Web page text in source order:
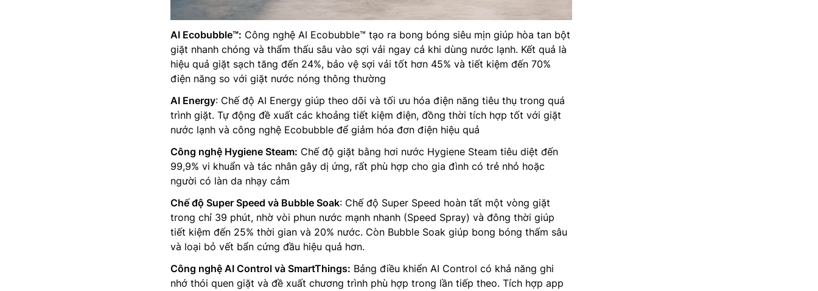
AI Ecobubble™: Công nghệ AI Ecobubble™ tạo ra bong bóng siêu mịn giúp hòa tan bột
giặt nhanh chóng và thẩm thấu sâu vào sợi vải ngay cả khi dùng nước lạnh. Kết quả là
hiệu quả giặt sạch tăng đến 24%, bảo vệ sợi vải tốt hơn 45% và tiết kiệm đến 70%
điện năng so với giặt nước nóng thông thường
AI Energy: Chế độ AI Energy giúp theo dõi và tối ưu hóa điện năng tiêu thụ trong quá
trình giặt. Tự động đề xuất các khoảng tiết kiệm điện, đồng thời tích hợp tốt với giặt
nước lạnh và công nghệ Ecobubble để giảm hóa đơn điện hiệu quả
Công nghệ Hygiene Steam: Chế độ giặt bằng hơi nước Hygiene Steam tiêu diệt đến
99,9% vi khuẩn và tác nhân gây dị ứng, rất phù hợp cho gia đình có trẻ nhỏ hoặc
người có làn da nhạy cảm
Chế độ Super Speed và Bubble Soak: Chế độ Super Speed hoàn tất một vòng giặt
trong chỉ 39 phút, nhờ vòi phun nước mạnh nhanh (Speed Spray) và đông thời giúp
tiết kiệm đến 25% thời gian và 20% nước. Còn Bubble Soak giúp bong bóng thấm sâu
và loại bỏ vết bẩn cứng đầu hiệu quả hơn.
Công nghệ AI Control và SmartThings: Bảng điều khiển AI Control có khả năng ghi
nhớ thói quen giặt và đề xuất chương trình phù hợp trong lần tiếp theo. Tích hợp app